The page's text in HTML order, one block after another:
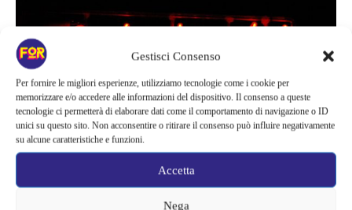
Gestisci Consenso
Per fornire le migliori esperienze, utilizziamo tecnologie come i cookie per
memorizzare e/o accedere alle informazioni del dispositivo. Il consenso a queste
tecnologie ci permetterà di elaborare dati come il comportamento di navigazione o ID
unici su questo sito. Non acconsentire o ritirare il consenso può influire negativamente
su alcune caratteristiche e funzioni.
Accetta
Nega